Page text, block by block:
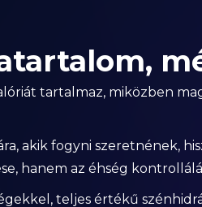
tartalmaz, miközben
akik fogyni szeretnének,
hanem az éhség
teljes értékű